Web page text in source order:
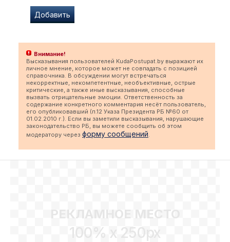
Внимание!
Высказывания пользователей KudaPostupat.by выражают их
личное мнение, которое может не совпадать с позицией
справочника. В обсуждении могут встречаться
некорректные, некомпетентные, необъективные, острые
критические, а также иные высказывания, способные
вызвать отрицательные эмоции. Ответственность за
содержание конкретного комментария несёт пользователь,
его опубликовавший (п.12 Указа Президента РБ №60 от
01.02.2010 г.). Если вы заметили высказывания, нарушающие
законодательство РБ, вы можете сообщить об этом
модератору через форму сообщений.
РЕКЛАМНОЕ МЕСТО
100% x 250px